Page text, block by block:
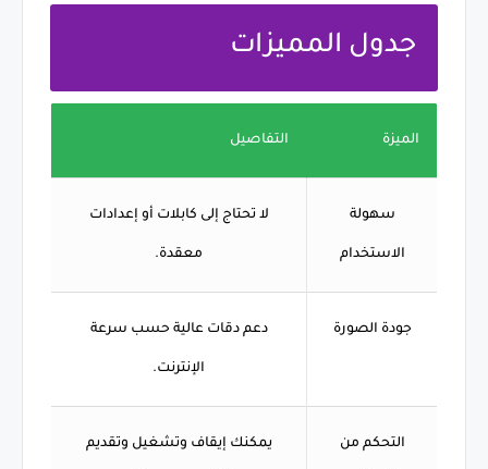
جدول المميزات
الميزة التفاصيل
سهولة
الاستخدام
لا تحتاج إلى كابلات أو إعدادات
معقدة.
جودة الصورة دعم دقات عالية حسب سرعة
الإنترنت.
التحكم من يمكنك إيقاف وتشغيل وتقديم